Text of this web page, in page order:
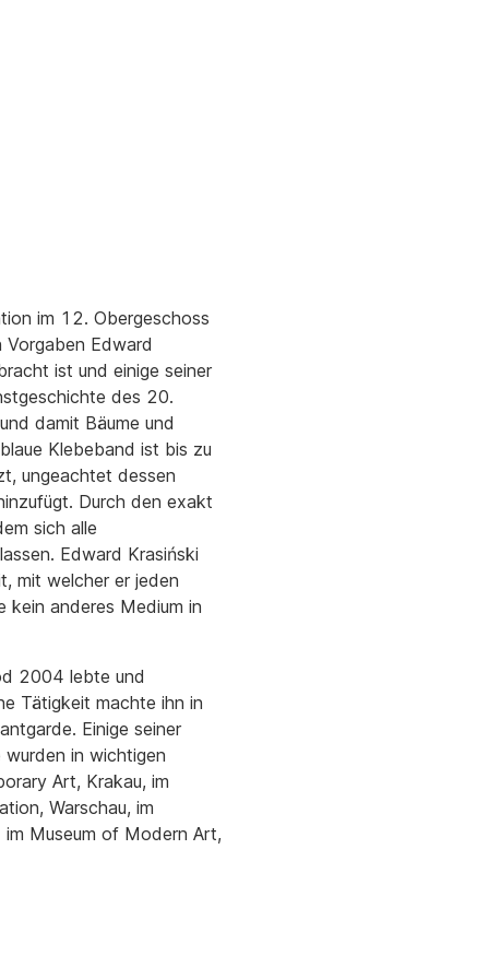
im 12. Obergeschoss
Edward
ist und einige seiner
des 20.
damit Bäume und
Klebeband ist bis zu
ungeachtet dessen
Durch den exakt
sich alle
Edward Krasiński
mit welcher er jeden
kein anderes Medium in
2004 lebte und
Tätigkeit machte ihn in
Einige seiner
in wichtigen
Art, Krakau, im
Warschau, im
Museum of Modern Art,